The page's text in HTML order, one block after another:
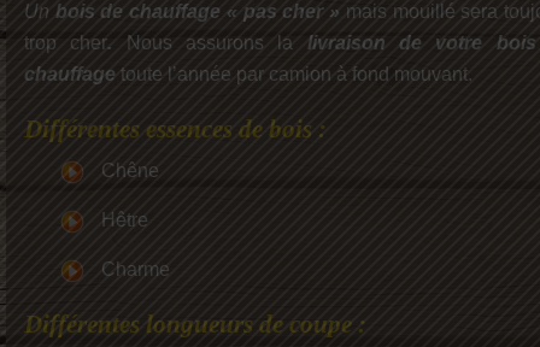
Un bois de chauffage « pas cher » mais mouillé sera
trop cher. Nous assurons la livraison de votre
chauffage toute l’année par camion à fond mouvant.
Différentes essences de bois :
Chêne
Hêtre
Charme
Différentes longueurs de coupe :